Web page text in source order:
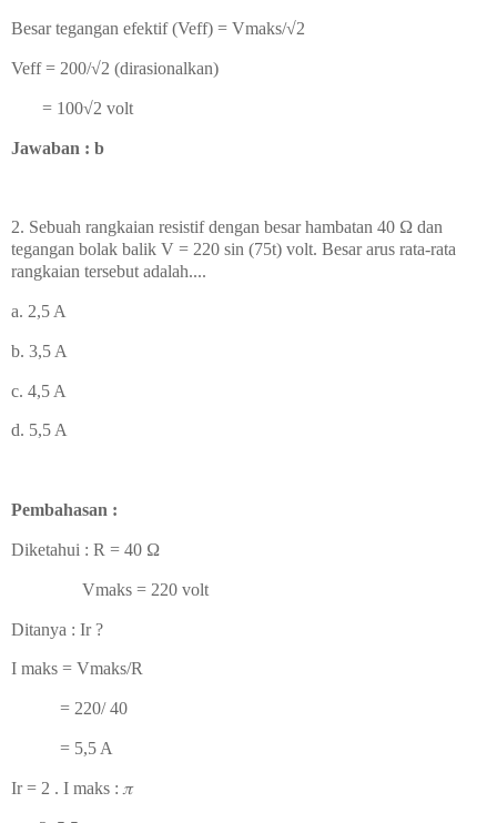
Besar tegangan efektif (Veff) = Vmaks/√2
Veff = 200/√2 (dirasionalkan)
= 100√2 volt
Jawaban : b
2. Sebuah rangkaian resistif dengan besar hambatan 40 Ω dan
tegangan bolak balik V = 220 sin (75t) volt. Besar arus rata-rata
rangkaian tersebut adalah....
a. 2,5 A
b. 3,5 A
c. 4,5 A
d. 5,5 A
Pembahasan :
Diketahui : R = 40 Ω
Vmaks = 220 volt
Ditanya : Ir ?
I maks = Vmaks/R
= 220/ 40
= 5,5 A
Ir = 2 . I maks : 𝜋